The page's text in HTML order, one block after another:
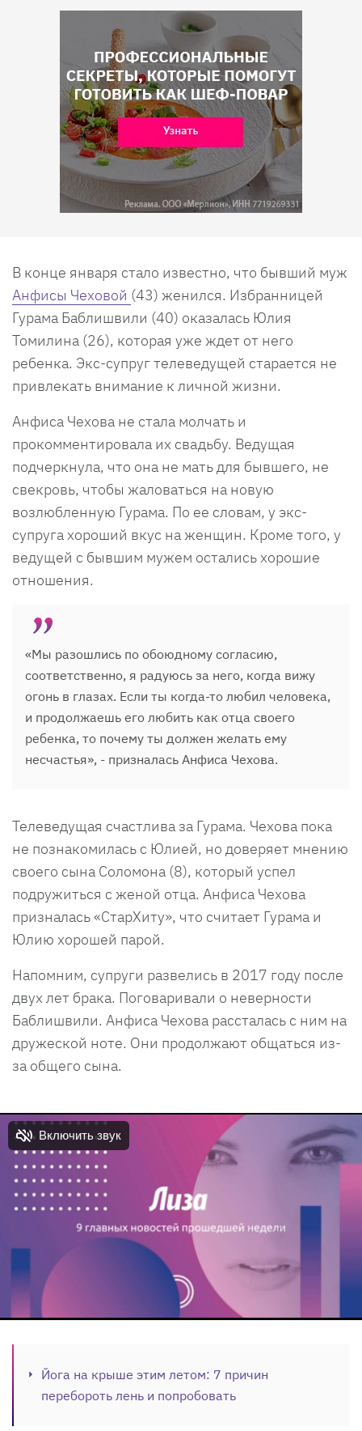
В конце января стало известно, что бывший муж
Анфисы Чеховой (43) женился. Избранницей
Гурама Баблишвили (40) оказалась Юлия
Томилина (26), которая уже ждет от него
ребенка. Экс-супруг телеведущей старается не
привлекать внимание к личной жизни.
Анфиса Чехова не стала молчать и
прокомментировала их свадьбу. Ведущая
подчеркнула, что она не мать для бывшего, не
свекровь, чтобы жаловаться на новую
возлюбленную Гурама. По ее словам, у экс-
супруга хороший вкус на женщин. Кроме того, у
ведущей с бывшим мужем остались хорошие
отношения.
«Мы разошлись по обоюдному согласию,
соответственно, я радуюсь за него, когда вижу
огонь в глазах. Если ты когда-то любил человека,
и продолжаешь его любить как отца своего
ребенка, то почему ты должен желать ему
несчастья», - призналась Анфиса Чехова.
Телеведущая счастлива за Гурама. Чехова пока
не познакомилась с Юлией, но доверяет мнению
своего сына Соломона (8), который успел
подружиться с женой отца. Анфиса Чехова
призналась «СтарХиту», что считает Гурама и
Юлию хорошей парой.
Напомним, супруги развелись в 2017 году после
двух лет брака. Поговаривали о неверности
Баблишвили. Анфиса Чехова рассталась с ним на
дружеской ноте. Они продолжают общаться из-
за общего сына.
Йога на крыше этим летом: 7 причин
перебороть лень и попробовать